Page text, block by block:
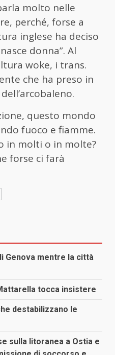
molto nelle
perché, forse a
inglese ha deciso
donna”. Al
woke, i trans.
che ha preso in
questo mondo
fuoco e fiamme.
in molti o in molte?
forse ci farà
Genova mentre la città
tocca insistere
destabilizzano le
sulla litoranea a Ostia e